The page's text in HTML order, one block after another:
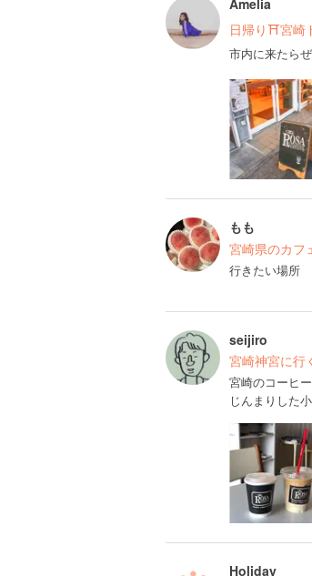
Amelia
日帰り⛩宮崎
市内に来たら
もも
宮崎県のカフ
行きたい場所
seijiro
宮崎神宮に行
宮崎のコーヒ
じんまりした
Holiday